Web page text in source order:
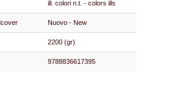
ill. colori n.t. - colors ills
Nuovo - New
2200 (gr)
9788836617395